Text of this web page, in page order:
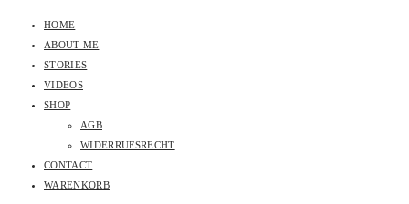
HOME
ABOUT ME
STORIES
VIDEOS
SHOP
AGB
WIDERRUFSRECHT
CONTACT
WARENKORB